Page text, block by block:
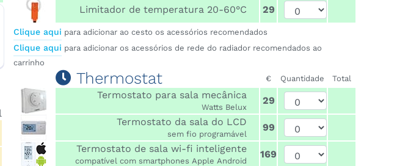
Limitador de temperatura 20-60°C 29
Clique aqui para adicionar ao cesto os acessórios recomendados
Clique aqui para adicionar os acessórios de rede do radiador recomendados ao
carrinho
Thermostat € Quantidade Total
Termostato para sala mecânica
Watts Belux
29
Termostato da sala do LCD
sem fio programável
99
Termostato de sala wi-fi inteligente
compatível com smartphones Apple Android
169